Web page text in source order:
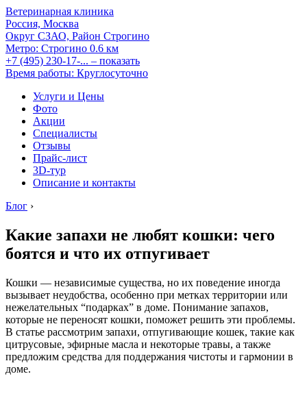
Ветеринарная клиника
Россия, Москва
Округ СЗАО, Район Строгино
Метро: Строгино 0.6 км
+7 (495) 230-17-... – показать
Время работы: Круглосуточно
Услуги и Цены
Фото
Акции
Специалисты
Отзывы
Прайс-лист
3D-тур
Описание и контакты
Блог ›
Какие запахи не любят кошки: чего
боятся и что их отпугивает
Кошки — независимые существа, но их поведение иногда
вызывает неудобства, особенно при метках территории или
нежелательных “подарках” в доме. Понимание запахов,
которые не переносят кошки, поможет решить эти проблемы.
В статье рассмотрим запахи, отпугивающие кошек, такие как
цитрусовые, эфирные масла и некоторые травы, а также
предложим средства для поддержания чистоты и гармонии в
доме.